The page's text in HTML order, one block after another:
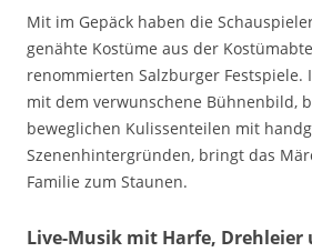
Mit im Gepäck haben die
genähte Kostüme aus der
renommierten Salzburger Festspiele.
mit dem verwunschene Bühnenbild,
beweglichen Kulissenteilen mit
Szenenhintergründen, bringt das
Familie zum Staunen.
Live-Musik mit Harfe, Drehleier